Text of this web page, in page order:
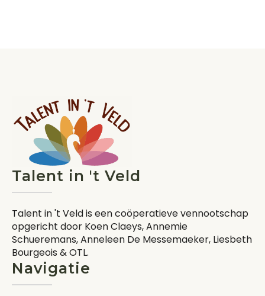
Talent in 't Veld
Talent in 't Veld is een coöperatieve vennootschap
opgericht door Koen Claeys, Annemie
Schueremans, Anneleen De Messemaeker, Liesbeth
Bourgeois & OTL.
Navigatie